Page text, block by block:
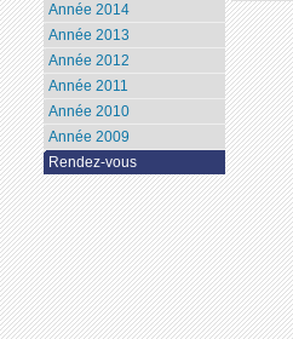
Année 2014
Année 2013
Année 2012
Année 2011
Année 2010
Année 2009
Rendez-vous